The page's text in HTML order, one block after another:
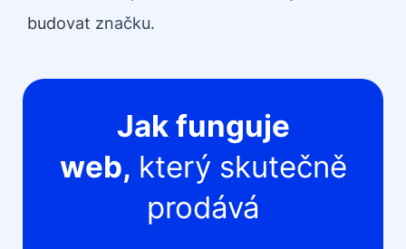
budovat značku.
Jak funguje
web, který skutečně
prodává